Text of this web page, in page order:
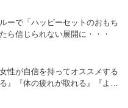
ーで「ハッピーセットのおもち
ら信じられない展開に・・・
性が自信を持ってオススメする
』『体の疲れが取れる』『よく